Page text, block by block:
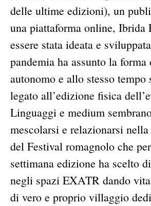
delle ultime edizioni), un
una piattaforma online, Ibrida
essere stata ideata e
pandemia ha assunto la
autonomo e allo stesso tempo
legato all’edizione fisica
Linguaggi e medium
mescolarsi e relazionarsi nella
del Festival romagnolo che
settimana edizione ha scelto
negli spazi EXATR dando
di vero e proprio villaggio